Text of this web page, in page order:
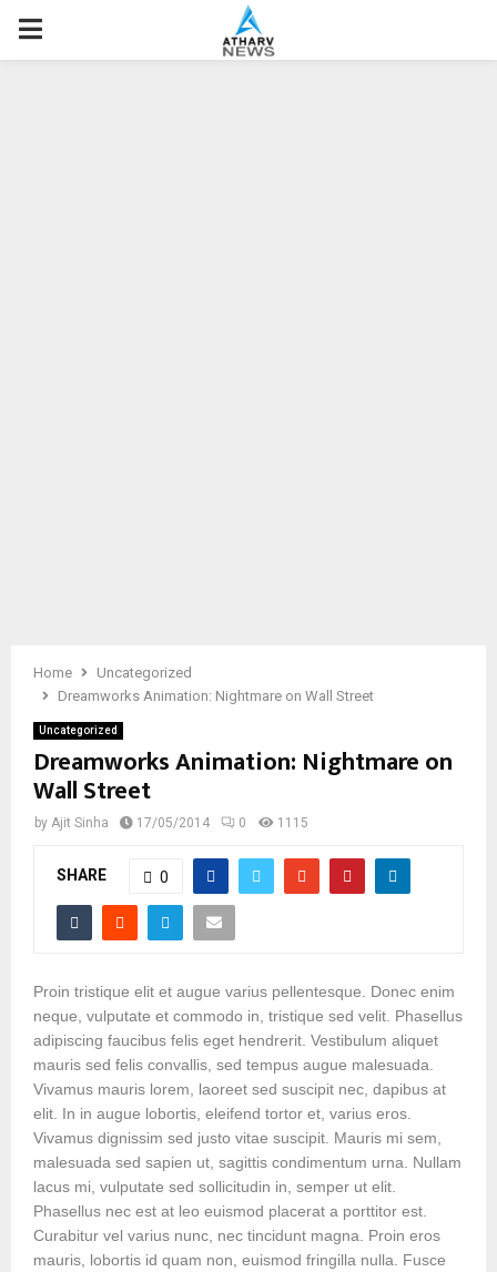
P
Home
Uncategorized
Dreamworks Animation: Nightmare on Wall Street
Uncategorized
Dreamworks Animation: Nightmare on
Wall Street
by Ajit Sinha 17/05/2014 0 1115
SHARE 0
Proin tristique elit et augue varius pellentesque. Donec enim
neque, vulputate et commodo in, tristique sed velit. Phasellus
adipiscing faucibus felis eget hendrerit. Vestibulum aliquet
mauris sed felis convallis, sed tempus augue malesuada.
Vivamus mauris lorem, laoreet sed suscipit nec, dapibus at
elit. In in augue lobortis, eleifend tortor et, varius eros.
Vivamus dignissim sed justo vitae suscipit. Mauris mi sem,
malesuada sed sapien ut, sagittis condimentum urna. Nullam
lacus mi, vulputate sed sollicitudin in, semper ut elit.
Phasellus nec est at leo euismod placerat a porttitor est.
Curabitur vel varius nunc, nec tincidunt magna. Proin eros
mauris, lobortis id quam non, euismod fringilla nulla. Fusce